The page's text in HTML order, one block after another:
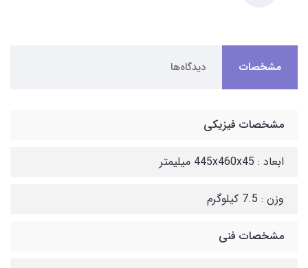
مشخصات دیدگاه‌ها
مشخصات فیزیکی
ابعاد : 445x460x45 میلیمتر
وزن : 7.5 کیلوگرم
مشخصات فنی